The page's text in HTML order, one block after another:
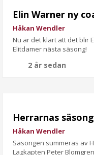
Elin Warner ny
Håkan Wendler
Nu är det klart att det blir
Elitdamer nästa säsong!
2 år sedan
Herrarnas
Håkan Wendler
Säsongen summeras av
Lagkapten Peter